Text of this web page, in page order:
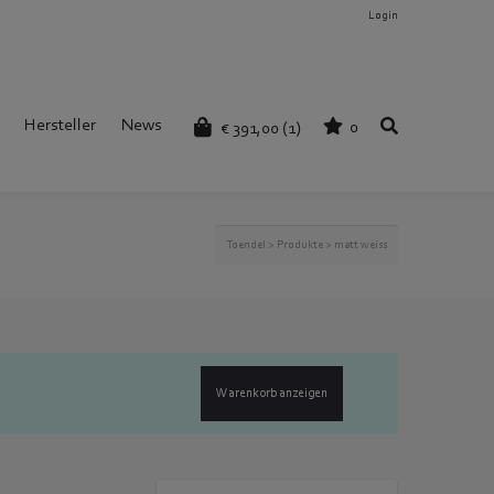
Login
€ 391,00 (1) 0
Hersteller News
Toendel > Produkte > matt weiss
Warenkorb anzeigen